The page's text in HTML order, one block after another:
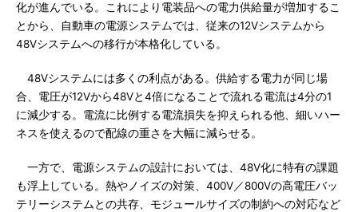
化が進んでいる。これにより電装品への電力供給量が増加するこ
とから、自動車の電源システムでは、従来の12Vシステムから
48Vシステムへの移行が本格化している。
48Vシステムには多くの利点がある。供給する電力が同じ場
合、電圧が12Vから48Vと4倍になることで流れる電流は4分の1
に減少する。電流に比例する電流損失を抑えられる他、細いハー
ネスを使えるので配線の重さを大幅に減らせる。
一方で、電源システムの設計においては、48V化に特有の課題
も浮上している。熱やノイズの対策、400V／800Vの高電圧バッ
テリーシステムとの共存、モジュールサイズの制約への対応など